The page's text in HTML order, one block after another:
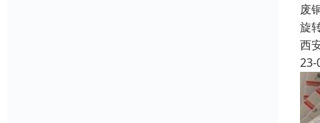
废
旋
西
23-